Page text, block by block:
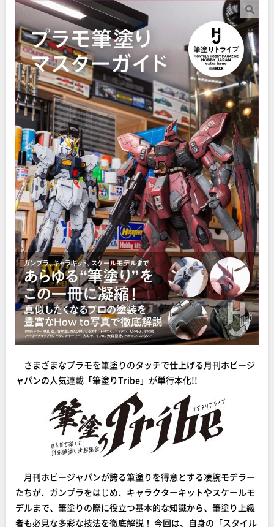
さまざまなプラモを筆塗りのタッチで仕上げる月刊ホビージ
ャパンの人気連載「筆塗りTribe」が単行本化!!
月刊ホビージャパンが誇る筆塗りを得意とする凄腕モデラー
たちが、ガンプラをはじめ、キャラクターキットやスケールモ
デルまで、筆塗りの際に役立つ基本的な知識から、筆塗り上級
者も必見な多彩な技法を徹底解説！ 今回は、自身の「スタイル